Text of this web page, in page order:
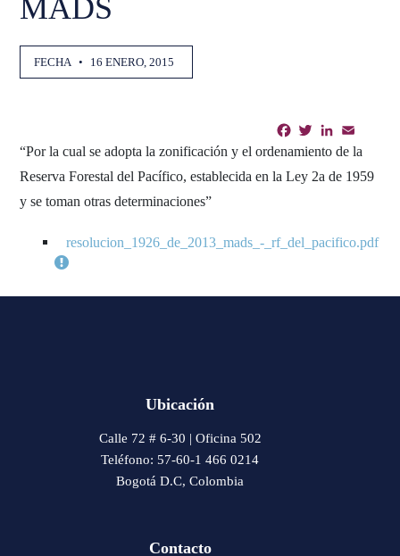
MADS
FECHA • 16 ENERO, 2015
FacebookTwitterLinkedIn
“Por la cual se adopta la zonificación y el ordenamiento de la
Reserva Forestal del Pacífico, establecida en la Ley 2a de 1959
y se toman otras determinaciones”
resolucion_1926_de_2013_mads_-_rf_del_pacifico.pdf
Ubicación
Calle 72 # 6-30 | Oficina 502
Teléfono: 57-60-1 466 0214
Bogotá D.C, Colombia
Contacto